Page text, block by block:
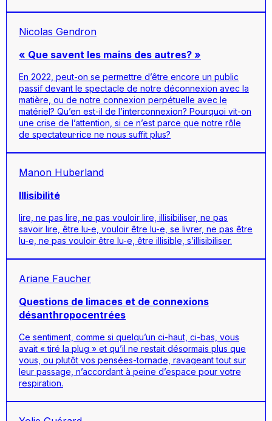
Nicolas Gendron
« Que savent les mains des autres? »
En 2022, peut-on se permettre d’être encore un public
passif devant le spectacle de notre déconnexion avec la
matière, ou de notre connexion perpétuelle avec le
matériel? Qu’en est-il de l’interconnexion? Pourquoi vit-on
une crise de l’attention, si ce n’est parce que notre rôle
de spectateur·rice ne nous suffit plus?
Manon Huberland
Illisibilité
lire, ne pas lire, ne pas vouloir lire, illisibiliser, ne pas
savoir lire, être lu-e, vouloir être lu-e, se livrer, ne pas être
lu-e, ne pas vouloir être lu-e, être illisible, s’illisibiliser.
Ariane Faucher
Questions de limaces et de connexions
désanthropocentrées
Ce sentiment, comme si quelqu’un ci-haut, ci-bas, vous
avait « tiré la plug » et qu’il ne restait désormais plus que
vous, ou plutôt vos pensées-tornade, ravageant tout sur
leur passage, n’accordant à peine d’espace pour votre
respiration.